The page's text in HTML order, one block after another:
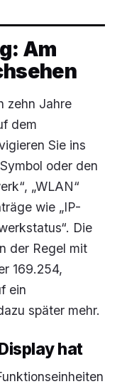
Am
zehn Jahre
dem
Sie ins
oder den
„WLAN“
wie „IP-
Die
der Regel mit
169.254,
ein
später mehr.
hat